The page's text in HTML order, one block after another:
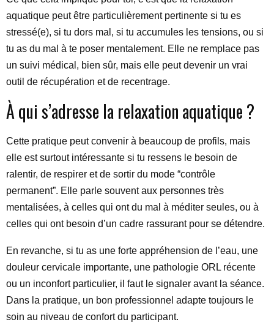
aquatique peut être particulièrement pertinente si tu es
stressé(e), si tu dors mal, si tu accumules les tensions, ou si
tu as du mal à te poser mentalement. Elle ne remplace pas
un suivi médical, bien sûr, mais elle peut devenir un vrai
outil de récupération et de recentrage.
À qui s’adresse la relaxation aquatique ?
Cette pratique peut convenir à beaucoup de profils, mais
elle est surtout intéressante si tu ressens le besoin de
ralentir, de respirer et de sortir du mode “contrôle
permanent”. Elle parle souvent aux personnes très
mentalisées, à celles qui ont du mal à méditer seules, ou à
celles qui ont besoin d’un cadre rassurant pour se détendre.
En revanche, si tu as une forte appréhension de l’eau, une
douleur cervicale importante, une pathologie ORL récente
ou un inconfort particulier, il faut le signaler avant la séance.
Dans la pratique, un bon professionnel adapte toujours le
soin au niveau de confort du participant.